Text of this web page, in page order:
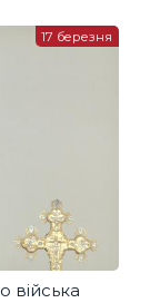
війська
17 березня